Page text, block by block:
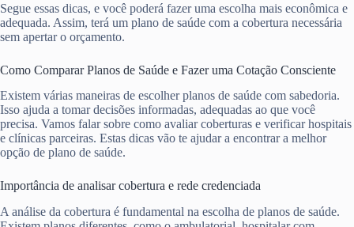
Segue essas dicas, e você poderá fazer uma escolha mais econômica e
adequada. Assim, terá um plano de saúde com a cobertura necessária
sem apertar o orçamento.
Como Comparar Planos de Saúde e Fazer uma Cotação Consciente
Existem várias maneiras de escolher planos de saúde com sabedoria.
Isso ajuda a tomar decisões informadas, adequadas ao que você
precisa. Vamos falar sobre como avaliar coberturas e verificar hospitais
e clínicas parceiras. Estas dicas vão te ajudar a encontrar a melhor
opção de plano de saúde.
Importância de analisar cobertura e rede credenciada
A análise da cobertura é fundamental na escolha de planos de saúde.